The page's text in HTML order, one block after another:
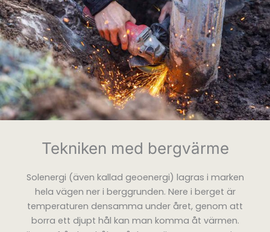
Tekniken med bergvärme
Solenergi (även kallad geoenergi) lagras i marken
hela vägen ner i berggrunden. Nere i berget är
temperaturen densamma under året, genom att
borra ett djupt hål kan man komma åt värmen.